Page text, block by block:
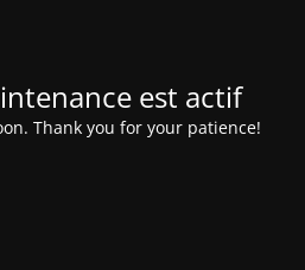
est actif
Thank you for your patience!